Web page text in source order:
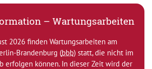
– Wartungsarbeiten
2026 finden Wartungsarbeiten am
Brandenburg (bbb) statt, die nicht im
erfolgen können. In dieser Zeit wird der